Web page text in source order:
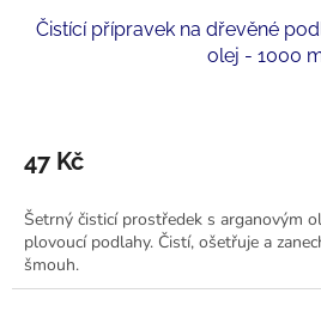
Čistící přípravek na dřevěné
olej - 1000
47 Kč
Šetrný čisticí prostředek s arganovým
plovoucí podlahy. Čistí, ošetřuje a
šmouh.